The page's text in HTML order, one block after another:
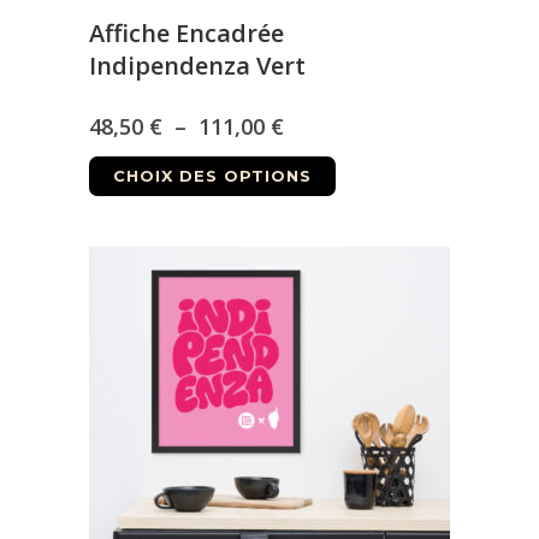
Affiche Encadrée
Indipendenza Vert
48,50 € – 111,00 €Plage
de
CHOIX DES OPTIONS
Ce
produit
être
choisies
sur
la